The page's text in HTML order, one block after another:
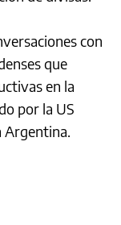
con
que
en la
por la US
Argentina.